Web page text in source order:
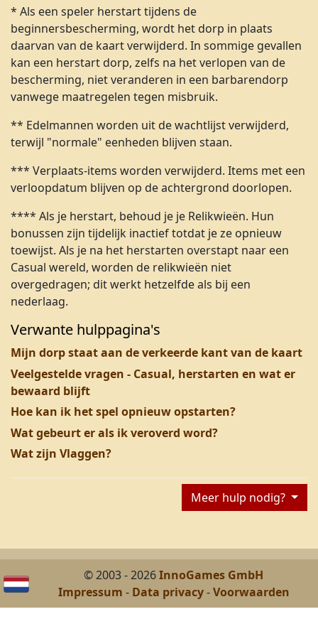
* Als een speler herstart tijdens de
beginnersbescherming, wordt het dorp in plaats
daarvan van de kaart verwijderd. In sommige gevallen
kan een herstart dorp, zelfs na het verlopen van de
bescherming, niet veranderen in een barbarendorp
vanwege maatregelen tegen misbruik.
** Edelmannen worden uit de wachtlijst verwijderd,
terwijl "normale" eenheden blijven staan.
*** Verplaats-items worden verwijderd. Items met een
verloopdatum blijven op de achtergrond doorlopen.
**** Als je herstart, behoud je je Relikwieën. Hun
bonussen zijn tijdelijk inactief totdat je ze opnieuw
toewijst. Als je na het herstarten overstapt naar een
Casual wereld, worden de relikwieën niet
overgedragen; dit werkt hetzelfde als bij een
nederlaag.
Verwante hulppagina's
Mijn dorp staat aan de verkeerde kant van de kaart
Veelgestelde vragen - Casual, herstarten en wat er
bewaard blijft
Hoe kan ik het spel opnieuw opstarten?
Wat gebeurt er als ik veroverd word?
Wat zijn Vlaggen?
Meer hulp nodig?
© 2003 - 2026InnoGames GmbH
Impressum - Data privacy-Voorwaarden